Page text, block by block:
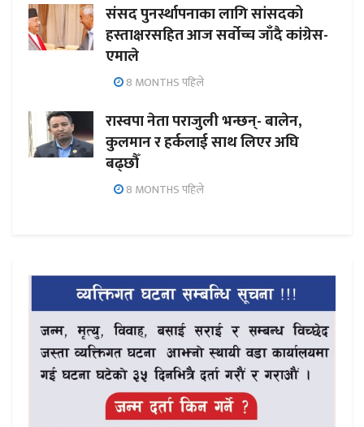
संसद पुनर्स्थापनाका लागि सांसदको
हस्ताक्षरसहित आज सर्वोच्च जाँदै कांग्रेस-
एमाले
8 MONTHS पहिले
रास्वपा नेता पराजुली भन्छन्- बालेन,
कुलमान र हर्कलाई साथ लिएर अघि
बढ्छौँ
8 MONTHS पहिले